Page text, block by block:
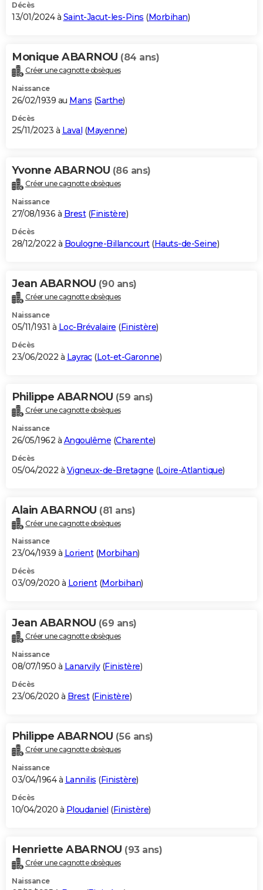
Décès
13/01/2024 à Saint-Jacut-les-Pins (Morbihan)
Monique ABARNOU (84 ans)
Créer une cagnotte obsèques
Naissance
26/02/1939 au Mans (Sarthe)
Décès
25/11/2023 à Laval (Mayenne)
Yvonne ABARNOU (86 ans)
Créer une cagnotte obsèques
Naissance
27/08/1936 à Brest(Finistère)
Décès
28/12/2022 à Boulogne-Billancourt(Hauts-de-Seine)
Jean ABARNOU (90 ans)
Créer une cagnotte obsèques
Naissance
05/11/1931 à Loc-Brévalaire (Finistère)
Décès
23/06/2022 à Layrac(Lot-et-Garonne)
Philippe ABARNOU (59 ans)
Créer une cagnotte obsèques
Naissance
26/05/1962 à Angoulême (Charente)
Décès
05/04/2022 à Vigneux-de-Bretagne (Loire-Atlantique)
Alain ABARNOU (81 ans)
Créer une cagnotte obsèques
Naissance
23/04/1939 à Lorient(Morbihan)
Décès
03/09/2020 à Lorient(Morbihan)
Jean ABARNOU (69 ans)
Créer une cagnotte obsèques
Naissance
08/07/1950 à Lanarvily(Finistère)
Décès
23/06/2020 à Brest(Finistère)
Philippe ABARNOU (56 ans)
Créer une cagnotte obsèques
Naissance
03/04/1964 à Lannilis (Finistère)
Décès
10/04/2020 à Ploudaniel (Finistère)
Henriette ABARNOU (93 ans)
Créer une cagnotte obsèques
Naissance